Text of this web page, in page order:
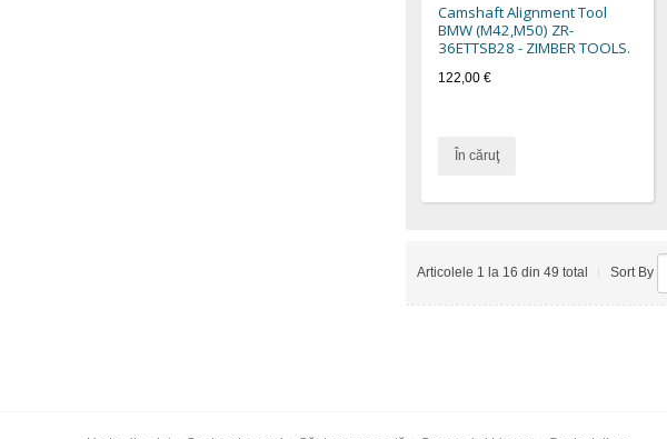
Camshaft Alignment Tool
BMW (M42,M50) ZR-
36ETTSB28 - ZIMBER TOOLS.
122,00 €
În căruţ
Articolele 1 la 16 din 49 total Sort By